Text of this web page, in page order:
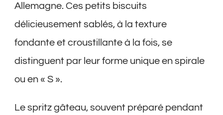
Allemagne. Ces petits biscuits
délicieusement sablés, à la texture
fondante et croustillante à la fois, se
distinguent par leur forme unique en spirale
ou en « S ».
Le spritz gâteau, souvent préparé pendant